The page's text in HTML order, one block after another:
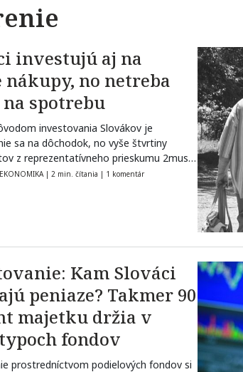
investujú aj na
nákupy, no netreba
spotrebu
investovania Slovákov je
sa na dôchodok, no vyše štvrtiny
z reprezentatívneho prieskumu 2muse
EKONOMIKA | 2 min. čítania | 1 komentár
Kam Slováci
peniaze? Takmer 90
majetku držia v
fondov
prostredníctvom podielových fondov si